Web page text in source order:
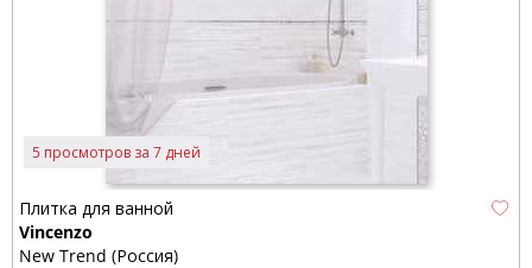
5 просмотров за 7 дней
Плитка для ванной
Vincenzo
New Trend (Россия)